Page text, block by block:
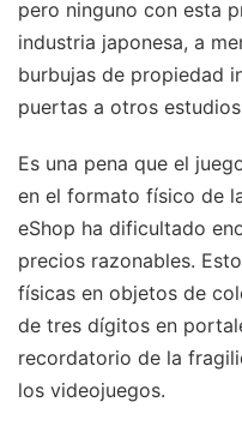
pero ninguno con esta
industria japonesa, a
burbujas de propiedad
puertas a otros
Es una pena que el
en el formato físico de
eShop ha dificultado
precios razonables.
físicas en objetos de
de tres dígitos en
recordatorio de la
los videojuegos.